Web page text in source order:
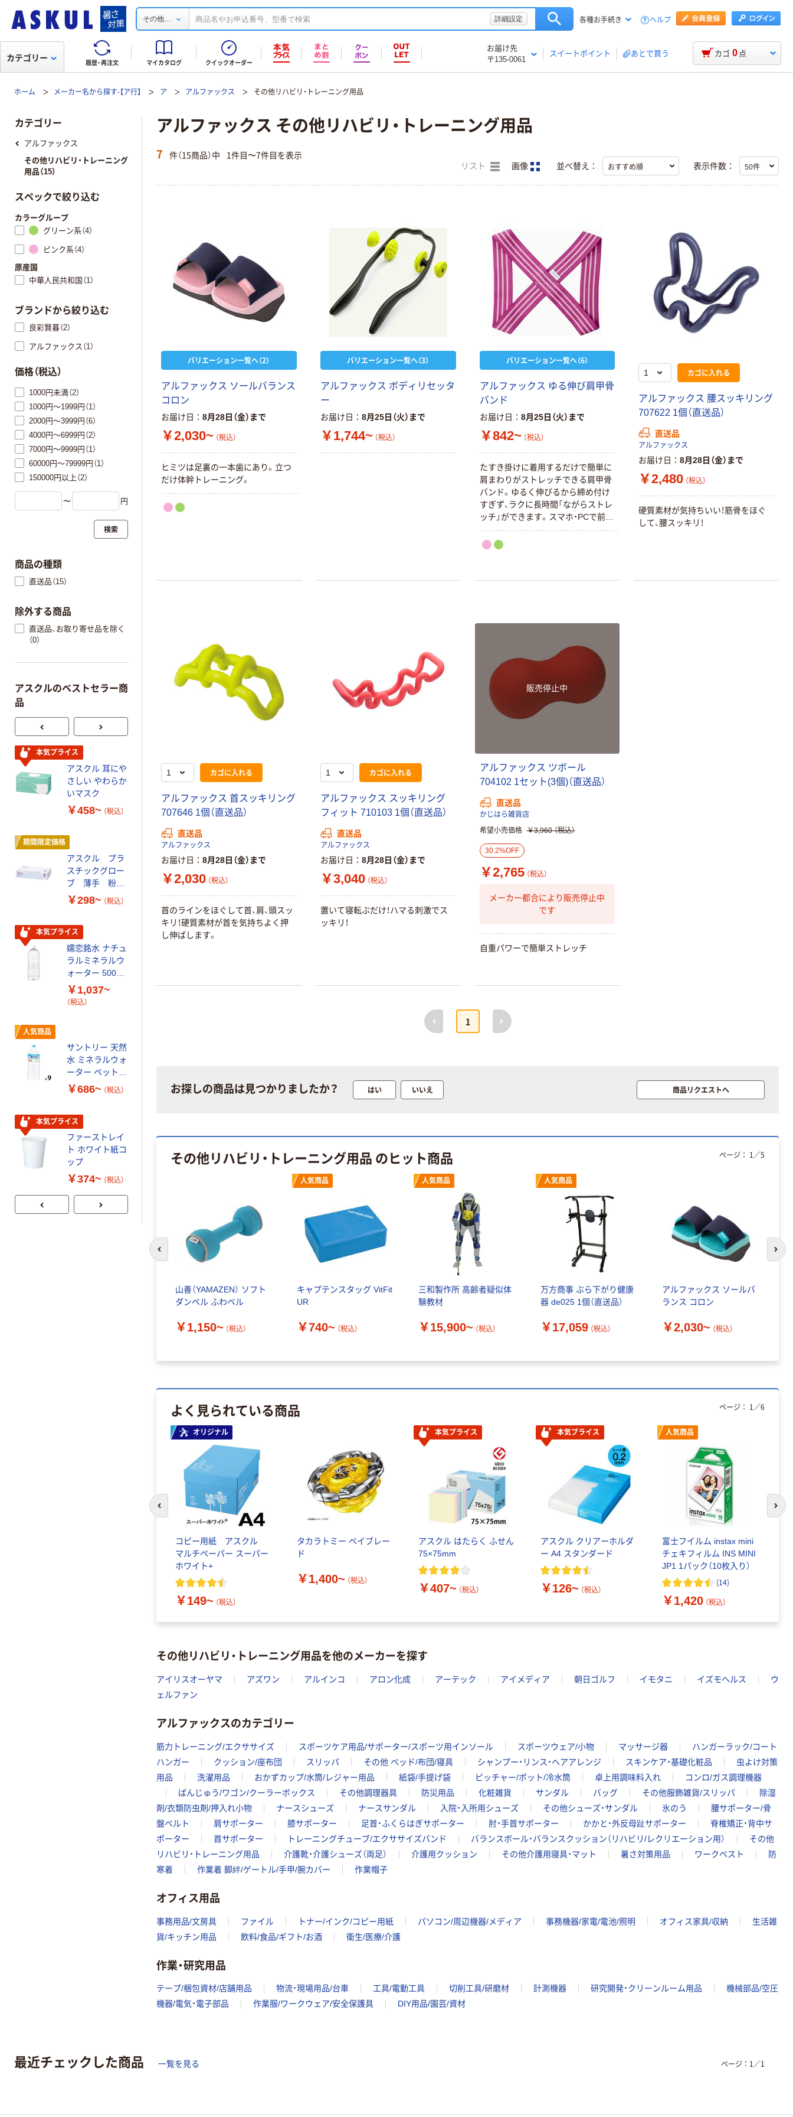
その他... 詳細設定 各種お手続き ヘルプ
履歴・再注文 マイカタログ クイックオーダー
お届け先
〒135-0061
スイートポイント あとで買う
カテゴリー カゴ 0 点
ホーム メーカー名から探す-【ア行】 ア アルファックス その他リハビリ・トレーニング用品
アルファックス その他リハビリ・トレーニング用品
7 件（15商品）中 1件目〜7件目を表示
リスト 画像 並べ替え： 表示件数：
バリエーション一覧へ（2）
アルファックス ソールバランス
コロン
お届け日 8月28日（金）まで
￥2,030~ （税込）
ヒミツは足裏の一本歯にあり。立つ
だけ体幹トレーニング。
バリエーション一覧へ（3）
アルファックス ボディリセッタ
ー
お届け日 8月25日（火）まで
￥1,744~ （税込）
バリエーション一覧へ（6）
アルファックス ゆる伸び肩甲骨
バンド
お届け日 8月25日（火）まで
￥842~ （税込）
たすき掛けに着用するだけで簡単に
肩まわりがストレッチできる肩甲骨
バンド。ゆるく伸びるから締め付け
すぎず、ラクに長時間「ながらストレ
ッチ」ができます。スマホ・PCで前傾
姿勢になりがちな、いわゆる「猫背」
の解消に。猫背は背筋のゆるみ（筋力
しで気軽に「ながら」姿勢トレーニン
カゴに入れる
アルファックス 腰スッキリング
707622 1個（直送品）
直送品
アルファックス
お届け日 8月28日（金）まで
￥2,480 （税込）
硬質素材が気持ちいい！筋骨をほぐ
して、腰スッキリ！
カゴに入れる
アルファックス 首スッキリング
707646 1個（直送品）
直送品
アルファックス
お届け日 8月28日（金）まで
￥2,030 （税込）
首のラインをほぐして首、肩、頭スッ
キリ！硬質素材が首を気持ちよく押
し伸ばします。
カゴに入れる
アルファックス スッキリング
フィット 710103 1個（直送品）
直送品
アルファックス
お届け日 8月28日（金）まで
￥3,040 （税込）
置いて寝転ぶだけ！ハマる刺激でス
ッキリ！
販売停止中
アルファックス ツボール
704102 1セット(3個)（直送品）
直送品
かじはら雑貨店
希望小売価格 ￥3,960 （税込）
30.2%OFF
￥2,765 （税込）
メーカー都合により販売停止中
です
自重パワーで簡単ストレッチ
前へ
1
次へ
お探しの商品は見つかりましたか？ はい いいえ 商品リクエストへ
その他リハビリ・トレーニング用品 のヒット商品
山善（YAMAZEN） ソフト
ダンベル ふわベル
￥1,150~ （税込）
人気商品
キャプテンスタッグ VitFit
UR
￥740~ （税込）
人気商品
三和製作所 高齢者疑似体
験教材
￥15,900~ （税込）
人気商品
万方商事 ぶら下がり健康
器 de025 1個（直送品）
￥17,059 （税込）
アルファックス ソールバ
ランス コロン
￥2,030~ （税込）
ページ： 1／5
前のスライドへ 次
よく見られている商品
オリジナル
コピー用紙 アスクル
マルチペーパー スーパー
ホワイト+
￥149~ （税込）
タカラトミー ベイブレー
ド
￥1,400~ （税込）
本気プライス
アスクル はたらく ふせん
75×75mm
￥407~ （税込）
本気プライス
アスクル クリアーホルダ
ー A4 スタンダード
￥126~ （税込）
人気商品
富士フイルム instax mini
チェキフィルム INS MINI
JP1 1パック（10枚入り）
(14)
￥1,420 （税込）
ページ： 1 ／6
前のスライドへ 次
その他リハビリ・トレーニング用品を他のメーカーを探す
アイリスオーヤマ アズワン アルインコ アロン化成 アーテック アイメディア 朝日ゴルフ イモタニ イズモヘルス
ウ
ェルファン
アルファックスのカテゴリー
筋力トレーニング/エクササイズ スポーツケア用品/サポーター/スポーツ用インソール スポーツウェア/小物 マッサージ器
ハンガーラック/コート
ハンガー
クッション/座布団 スリッパ その他 ベッド/布団/寝具 シャンプー・リンス・ヘアアレンジ スキンケア・基礎化粧品
虫よけ対策
用品
洗濯用品 おかずカップ/水筒/レジャー用品 紙袋/手提げ袋 ピッチャー/ポット/冷水筒 卓上用調味料入れ
コンロ/ガス調理機器
ばんじゅう/ワゴン/クーラーボックス
その他調理器具 防災用品 化粧雑貨 サンダル バッグ その他服飾雑貨/スリッパ
除湿
剤/衣類防虫剤/押入れ小物
ナースシューズ ナースサンダル 入院・入所用シューズ その他シューズ・サンダル 氷のう
腰サポーター/骨
盤ベルト
肩サポーター 膝サポーター 足首・ふくらはぎサポーター 肘・手首サポーター かかと・外反母趾サポーター
脊椎矯正・背中サ
ポーター
首サポーター トレーニングチューブ/エクササイズバンド バランスボール・バランスクッション（リハビリ/レクリエーション用）
その他
リハビリ・トレーニング用品
介護靴・介護シューズ（両足） 介護用クッション その他介護用寝具・マット 暑さ対策用品 ワークベスト
防
寒着
作業着 脚絆/ゲートル/手甲/腕カバー 作業帽子
オフィス用品
事務用品/文房具 ファイル トナー/インク/コピー用紙 パソコン/周辺機器/メディア 事務機器/家電/電池/照明 オフィス家具/収納
生活雑
貨/キッチン用品
飲料/食品/ギフト/お酒 衛生/医療/介護
作業・研究用品
テープ/梱包資材/店舗用品 物流・現場用品/台車 工具/電動工具 切削工具/研磨材 計測機器 研究開発・クリーンルーム用品
機械部品/空圧
機器/電気・電子部品
作業服/ワークウェア/安全保護具 DIY用品/園芸/資材
カテゴリー
アルファックス
その他リハビリ・トレーニング
用品（15）
スペックで絞り込む
カラーグループ
グリーン系（4）
ピンク系（4）
原産国
中華人民共和国（1）
ブランドから絞り込む
良彩賢暮（2）
アルファックス（1）
価格（税込）
1000円未満（2）
1000円～1999円（1）
2000円～3999円（6）
4000円～6999円（2）
7000円～9999円（1）
60000円～79999円（1）
150000円以上（2）
〜 円
検索
商品の種類
直送品（15）
除外する商品
直送品、お取り寄せ品を除く
（0）
アスクルのベストセラー商
品
本気プライス
アスクル 耳にや
さしい やわらか
いマスク
￥458~ （税込）
期間限定価格
アスクル プラ
スチックグロー
ブ 薄手 粉な
し（パウダーフ
￥298~ （税込）
本気プライス
嬬恋銘水 ナチュ
ラルミネラルウ
ォーター 500ml
キャップシール
付き／2Lラベル
￥1,037~
（税込）
人気商品
サントリー 天然
水 ミネラルウォ
ーター ペットボ
トル
￥686~ （税込）
本気プライス
ファーストレイ
ト ホワイト紙コ
ップ
￥374~ （税込）
蛍光オプテック
ス1(アスクル限
定モデル) 蛍光
ペン ゼブラ
￥52~ （税込）
オリジナル
スズラン 酒精綿
指定医薬部外品
￥140~
オリジナル
ローブ ホワイ
ー 粉なし（パ
小判・シングル
再生紙 200枚
FSC認証紙 アス
ティッシュペー
パー ボックス
モカ 200組 5個
アスクル オリジ
ナルティッシュ
PEFC認証
￥428~ （税込）
アスクル 耳にや
さしい やわらか
￥458~ （税込）
アスクル プラ
スチックグロー
し（パウダーフ
￥298~ （税込）
嬬恋銘水 ナチュ
キャップシール
レス 10本
人気商品
ファーストレイ
ップ
￥374~
最近チェックした商品 一覧を見る ページ： 1／1